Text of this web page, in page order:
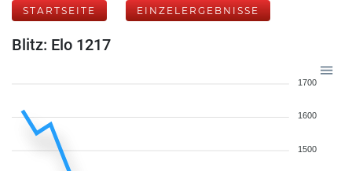
STARTSEITE EINZELERGEBNISSE
Blitz: Elo 1217
1700
1600
1500